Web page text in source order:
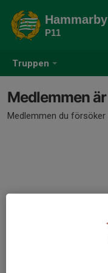
Truppen
P11
Medlemmen
Medlemmen du